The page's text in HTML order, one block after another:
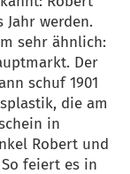
Jahr werden.
sehr ähnlich:
Der
schuf 1901
die am
in
Robert und
feiert es in